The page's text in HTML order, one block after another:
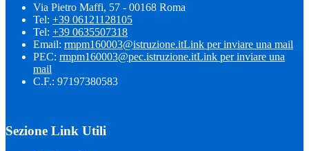
Via Pietro Maffi, 57 - 00168 Roma
Tel: +39 06121128105
Tel: +39 0635507318
Email: rmpm160003@istruzione.itLink per inviare una mail
PEC: rmpm160003@pec.istruzione.itLink per inviare una
mail
C.F.: 97197380583
Sezione Link Utili